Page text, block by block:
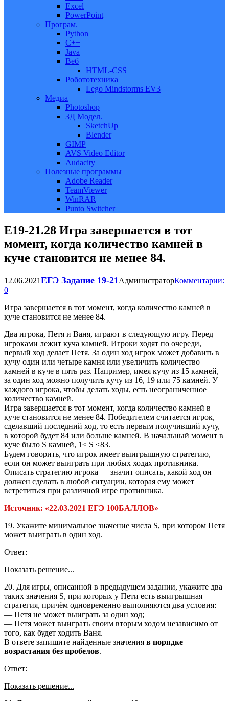
Excel
PowerPoint
Програм.
Python
C++
Java
Веб
HTML-CSS
Робототехника
Lego Mindstorms EV3
Медиа
Photoshop
3Д Модел.
SketchUp
Blender
GIMP
AVS Video Editor
Audacity
Полезные программы
Adobe Reader
TeamViewer
WinRAR
Punto Switcher
Е19-21.28 Игра завершается в тот
момент, когда количество камней в
куче становится не менее 84.
12.06.2021ЕГЭ Задание 19-21 АдминистраторКомментарии:
0
Игра завершается в тот момент, когда количество камней в
куче становится не менее 84.
Два игрока, Петя и Ваня, играют в следующую игру. Перед
игроками лежит куча камней. Игроки ходят по очереди,
первый ход делает Петя. За один ход игрок может добавить в
кучу один или четыре камня или увеличить количество
камней в куче в пять раз. Например, имея кучу из 15 камней,
за один ход можно получить кучу из 16, 19 или 75 камней. У
каждого игрока, чтобы делать ходы, есть неограниченное
количество камней.
Игра завершается в тот момент, когда количество камней в
куче становится не менее 84. Победителем считается игрок,
сделавший последний ход, то есть первым получивший кучу,
в которой будет 84 или больше камней. В начальный момент в
куче было S камней, 1≤ S ≤83.
Будем говорить, что игрок имеет выигрышную стратегию,
если он может выиграть при любых ходах противника.
Описать стратегию игрока — значит описать, какой ход он
должен сделать в любой ситуации, которая ему может
встретиться при различной игре противника.
Источник: «22.03.2021 ЕГЭ 100БАЛЛОВ»
19. Укажите минимальное значение числа S, при котором Петя
может выиграть в один ход.
Ответ:
Показать решение...
20. Для игры, описанной в предыдущем задании, укажите два
таких значения S, при которых у Пети есть выигрышная
стратегия, причём одновременно выполняются два условия:
— Петя не может выиграть за один ход;
— Петя может выиграть своим вторым ходом независимо от
того, как будет ходить Ваня.
В ответе запишите найденные значения в порядке
возрастания без пробелов.
Ответ:
Показать решение...